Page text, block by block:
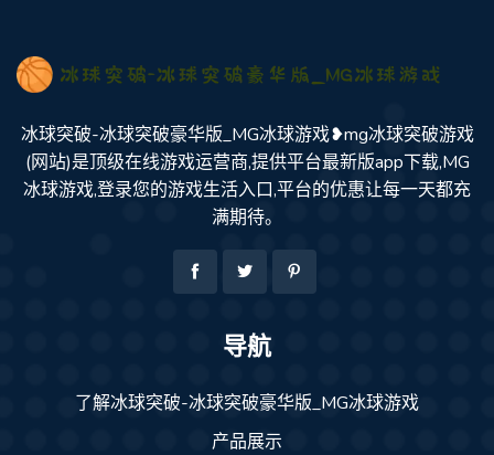
冰球突破-冰球突破豪华版_MG冰球游戏❥mg冰球突破游戏
(网站)是顶级在线游戏运营商,提供平台最新版app下载,MG
冰球游戏,登录您的游戏生活入口,平台的优惠让每一天都充
满期待。
导航
了解冰球突破-冰球突破豪华版_MG冰球游戏
产品展示